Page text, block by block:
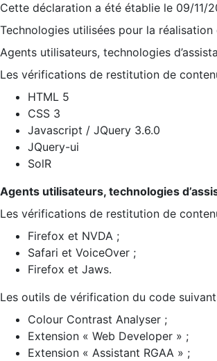
Cette déclaration a été établie le 09/11/
Technologies utilisées pour la
Agents utilisateurs, technologies
Les vérifications de restitution de
HTML 5
CSS 3
Javascript / JQuery 3.6.0
JQuery-ui
SolR
Agents utilisateurs, technologies
Les vérifications de restitution de
Firefox et NVDA ;
Safari et VoiceOver ;
Firefox et Jaws.
Les outils de vérification du code
Colour Contrast Analyser ;
Extension « Web Developer » ;
Extension « Assistant RGAA » ;